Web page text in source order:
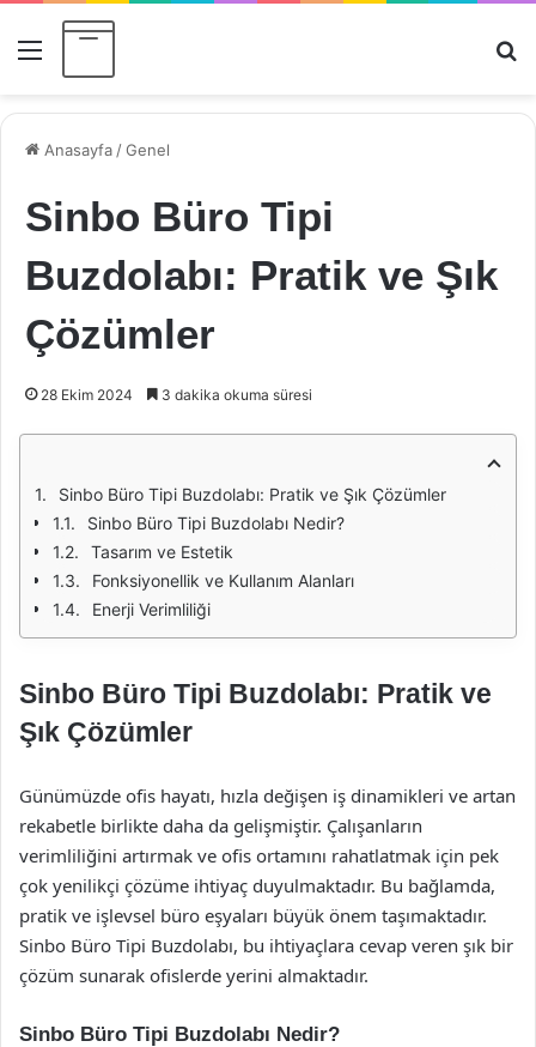
Menü
Anasayfa /Genel
Sinbo Büro Tipi
Buzdolabı: Pratik ve Şık
Çözümler
28 Ekim 2024 3 dakika okuma süresi
Sinbo Büro Tipi Buzdolabı: Pratik ve Şık Çözümler
Sinbo Büro Tipi Buzdolabı Nedir?
Tasarım ve Estetik
Fonksiyonellik ve Kullanım Alanları
Enerji Verimliliği
Sinbo Büro Tipi Buzdolabı: Pratik ve
Şık Çözümler
Günümüzde ofis hayatı, hızla değişen iş dinamikleri ve artan
rekabetle birlikte daha da gelişmiştir. Çalışanların
verimliliğini artırmak ve ofis ortamını rahatlatmak için pek
çok yenilikçi çözüme ihtiyaç duyulmaktadır. Bu bağlamda,
pratik ve işlevsel büro eşyaları büyük önem taşımaktadır.
Sinbo Büro Tipi Buzdolabı, bu ihtiyaçlara cevap veren şık bir
çözüm sunarak ofislerde yerini almaktadır.
Sinbo Büro Tipi Buzdolabı Nedir?